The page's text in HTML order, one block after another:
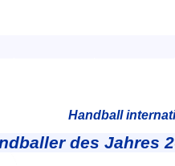
Handball
des Jahres